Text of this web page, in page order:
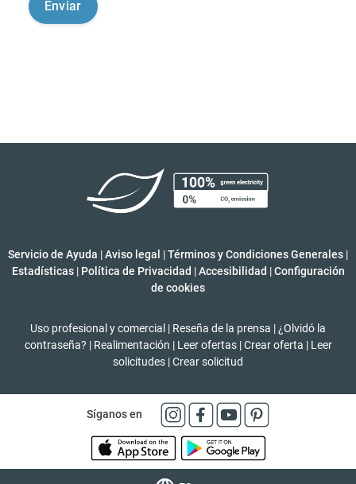
Servicio de Ayuda |Aviso legal |Términos y Condiciones Generales |
Estadísticas | Política de Privacidad | Accesibilidad | Configuración
de cookies
Uso profesional y comercial | Reseña de la prensa | ¿Olvidó la
contraseña? | Realimentación | Leer ofertas | Crear oferta | Leer
solicitudes |Crear solicitud
Síganos en